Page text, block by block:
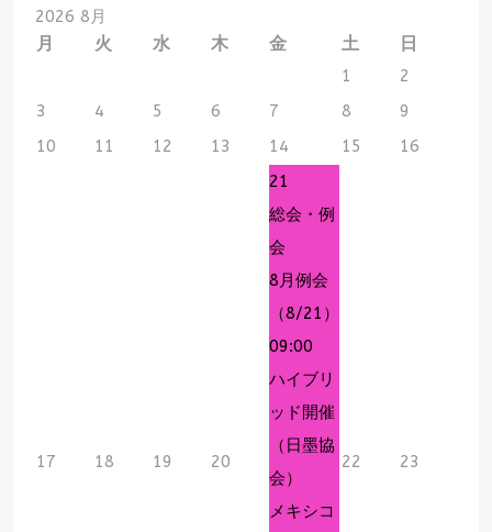
2026 8月
月 火 水 木 金 土 日
1
2
3
4 5 6 7 8
9
10
11 12 13 14 15 16
17 18 19 20
21
総会・例
会
8月例会
（8/21）
09:00
ハイブリ
ッド開催
（日墨協
会）
メキシコ
22 23